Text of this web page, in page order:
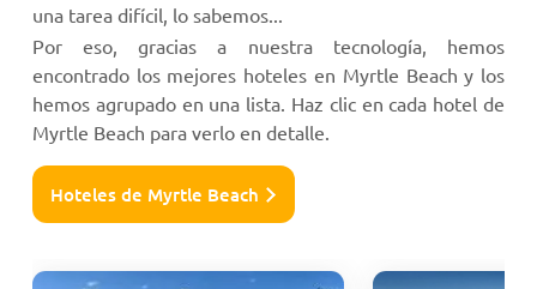
una tarea difícil, lo sabemos...
Por eso, gracias a nuestra tecnología, hemos
encontrado los mejores hoteles en Myrtle Beach y los
hemos agrupado en una lista. Haz clic en cada hotel de
Myrtle Beach para verlo en detalle.
Hoteles de Myrtle Beach